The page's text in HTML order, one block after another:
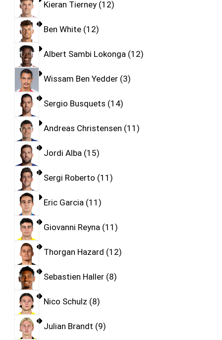
Kieran Tierney 12
Ben White 12
Albert Sambi Lokonga 12
Wissam Ben Yedder 3
Sergio Busquets 14
Andreas Christensen 11
Jordi Alba 15
Sergi Roberto 11
Eric Garcia 11
Giovanni Reyna 11
Thorgan Hazard 12
Sebastien Haller 8
Nico Schulz 8
Julian Brandt 9